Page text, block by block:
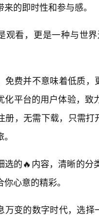
的即时性和参与感。
观看，更是一种与世
免费并不意味着低质
化平台的用户体验，
册，无需下载，只需
选的🔥内容，清晰的
心意的精彩。
万变的数字时代，选